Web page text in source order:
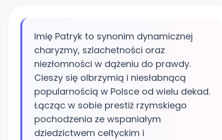
Imię Patryk to synonim dynamicznej
charyzmy, szlachetności oraz
niezłomności w dążeniu do prawdy.
Cieszy się olbrzymią i niesłabnącą
popularnością w Polsce od wielu dekad.
Łącząc w sobie prestiż rzymskiego
pochodzenia ze wspaniałym
dziedzictwem celtyckim i